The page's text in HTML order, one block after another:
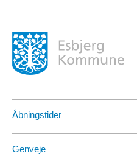
Åbningstider
Genveje